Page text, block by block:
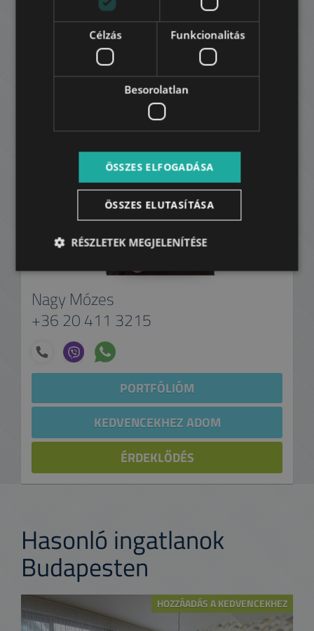
Nagy Mózes
+36 20 411 3215
PORTFÓLIÓM
KEDVENCEKHEZ ADOM
ÉRDEKLŐDÉS
Hasonló ingatlanok
Budapesten
HOZZÁADÁS A KEDVENCEKHEZ
Célzás Funkcionalitás
Besorolatlan
ÖSSZES ELFOGADÁSA
ÖSSZES ELUTASÍTÁSA
RÉSZLETEK MEGJELENÍTÉSE